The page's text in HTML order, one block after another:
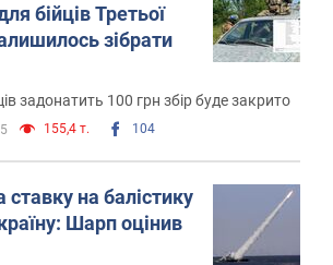
бійців Третьої
зібрати
задонатить 100 грн збір буде закрито
155,4 т. 104
ставку на балістику
Шарп оцінив